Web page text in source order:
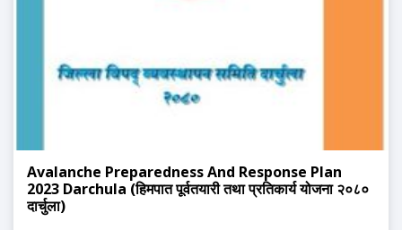
Avalanche Preparedness And Response Plan
2023 Darchula (हिमपात पूर्वतयारी तथा प्रतिकार्य योजना २०८०
दार्चुला)